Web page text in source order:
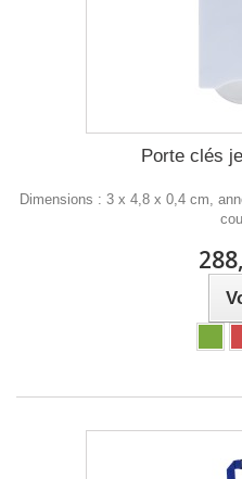
Porte clés
Dimensions : 3 x 4,8 x 0,4 cm,